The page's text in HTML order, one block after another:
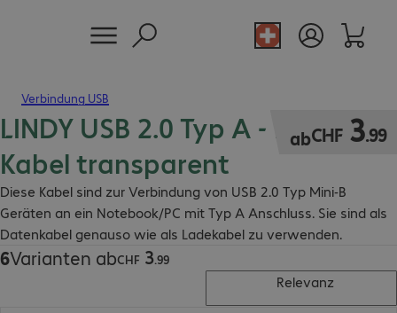
Verbindung USB
LINDY USB 2.0 Typ A - Mini-B
Kabel transparent
Diese Kabel sind zur Verbindung von USB 2.0 Typ Mini-B
Geräten an ein Notebook/PC mit Typ A Anschluss. Sie sind als
Datenkabel genauso wie als Ladekabel zu verwenden.
abCHF 3.99
CHF 3.99
6Varianten abCHF 3.99
CHF 3.99
Relevanz